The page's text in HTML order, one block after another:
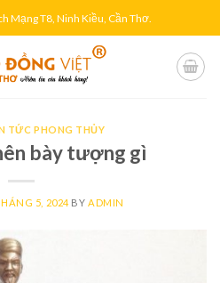
Mạng T8, Ninh Kiều, Cần Thơ.
TỨC PHONG THỦY
bày tượng gì
5, 2024BY ADMIN